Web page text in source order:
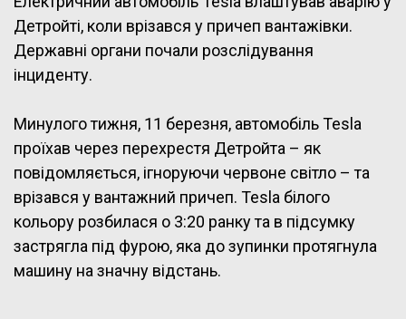
Детройті, коли врізався у причеп вантажівки.
Державні органи почали розслідування
інциденту.
Минулого тижня, 11 березня, автомобіль Tesla
проїхав через перехрестя Детройта – як
повідомляється, ігноруючи червоне світло – та
врізався у вантажний причеп. Tesla білого
кольору розбилася о 3:20 ранку та в підсумку
застрягла під фурою, яка до зупинки протягнула
машину на значну відстань.